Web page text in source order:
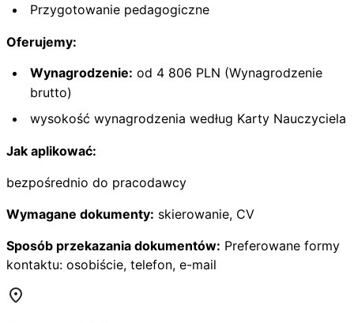
Przygotowanie pedagogiczne
Oferujemy:
Wynagrodzenie: od 4 806 PLN (Wynagrodzenie
brutto)
wysokość wynagrodzenia według Karty Nauczyciela
Jak aplikować:
bezpośrednio do pracodawcy
Wymagane dokumenty: skierowanie, CV
Sposób przekazania dokumentów: Preferowane formy
kontaktu: osobiście, telefon, e-mail